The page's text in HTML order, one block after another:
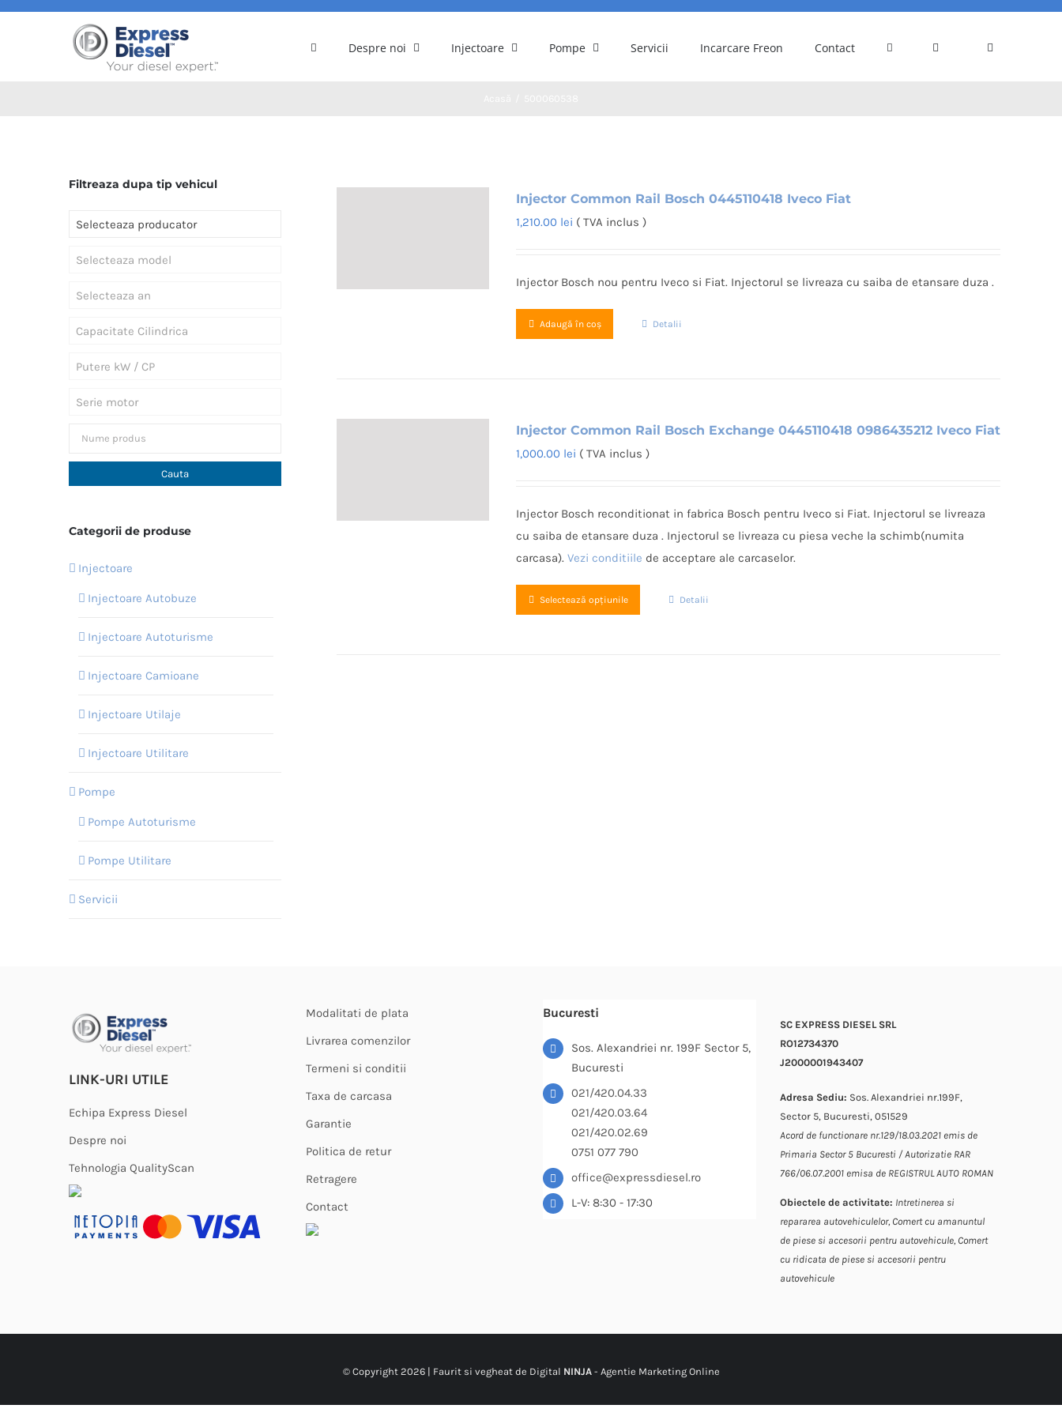
Skip
Despre noi Injectoare Pompe Servicii Incarcare Freon Contact
Filtreaza dupa tip vehicul
Selecteaza producator
Selecteaza model
Selecteaza an
Capacitate Cilindrica
Putere kW / CP
Serie motor
Categorii de produse
Injectoare
Injectoare Autobuze
Injectoare Autoturisme
Injectoare Camioane
Injectoare Utilaje
Injectoare Utilitare
Pompe
Pompe Autoturisme
Pompe Utilitare
Servicii
Injector Common Rail Bosch 0445110418 Iveco Fiat
1,210.00 lei ( TVA inclus )
Injector Bosch nou pentru Iveco si Fiat. Injectorul se livreaza cu saiba de etansare duza .
Adaugă în coș Detalii
Injector Common Rail Bosch Exchange 0445110418 0986435212 Iveco Fiat
1,000.00 lei ( TVA inclus )
Injector Bosch reconditionat in fabrica Bosch pentru Iveco si Fiat. Injectorul se livreaza
cu saiba de etansare duza . Injectorul se livreaza cu piesa veche la schimb(numita
carcasa). Vezi conditiile de acceptare ale carcaselor.
Selectează opțiunile
AcestDetalii
LINK-URI UTILE
Echipa Express Diesel
Despre noi
Tehnologia QualityScan
Modalitati de plata
Livrarea comenzilor
Termeni si conditii
Taxa de carcasa
Garantie
Politica de retur
Retragere
Contact
Bucuresti
Sos. Alexandriei nr. 199F Sector 5,
Bucuresti
021/420.04.33
021/420.03.64
021/420.02.69
0751 077 790
office@expressdiesel.ro
L-V: 8:30 - 17:30
SC EXPRESS DIESEL SRL
RO12734370
J2000001943407
Adresa Sediu: Sos. Alexandriei nr.199F,
Sector 5, Bucuresti, 051529
Acord de functionare nr.129/18.03.2021 emis de
Primaria Sector 5 Bucuresti / Autorizatie RAR
766/06.07.2001 emisa de REGISTRUL AUTO ROMAN
Obiectele de activitate: Intretinerea si
repararea autovehiculelor, Comert cu amanuntul
de piese si accesorii pentru autovehicule, Comert
cu ridicata de piese si accesorii pentru
autovehicule
© Copyright 2026 | Faurit si vegheat de Digital NINJA- Agentie Marketing Online